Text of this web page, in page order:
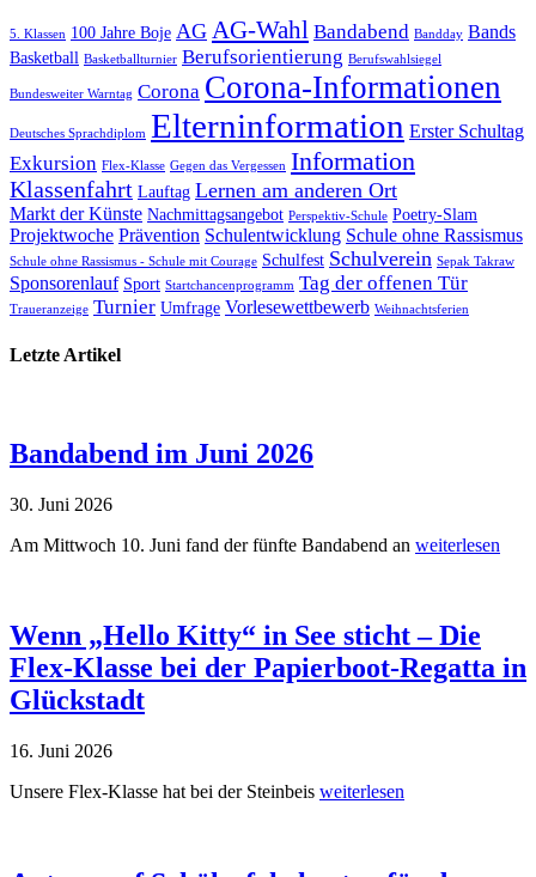
5. Klassen 100 Jahre Boje AG AG-Wahl Bandabend Bandday Bands
Basketball Basketballturnier Berufsorientierung Berufswahlsiegel
Bundesweiter Warntag Corona Corona-Informationen
Deutsches Sprachdiplom Elterninformation Erster Schultag
Exkursion Flex-Klasse Gegen das Vergessen Information
Klassenfahrt Lauftag Lernen am anderen Ort
Markt der Künste Nachmittagsangebot Perspektiv-Schule Poetry-Slam
Projektwoche Prävention Schulentwicklung Schule ohne Rassismus
Schule ohne Rassismus - Schule mit Courage Schulfest Schulverein Sepak Takraw
Sponsorenlauf Sport Startchancenprogramm Tag der offenen Tür
Traueranzeige Turnier Umfrage Vorlesewettbewerb Weihnachtsferien
Letzte Artikel
Bandabend im Juni 2026
30. Juni 2026
Am Mittwoch 10. Juni fand der fünfte Bandabend an weiterlesen
Wenn „Hello Kitty“ in See sticht – Die
Flex-Klasse bei der Papierboot-Regatta in
Glückstadt
16. Juni 2026
Unsere Flex-Klasse hat bei der Steinbeis weiterlesen